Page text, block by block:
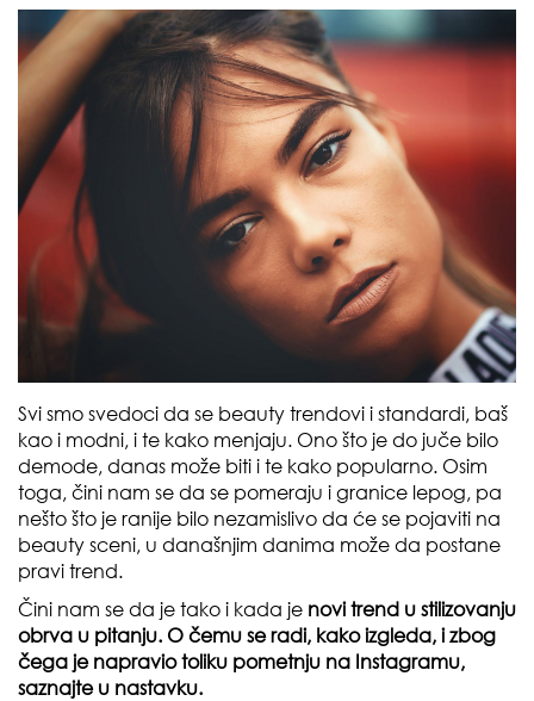
Svi smo svedoci da se beauty trendovi i standardi, baš
kao i modni, i te kako menjaju. Ono što je do juče bilo
demode, danas može biti i te kako popularno. Osim
toga, čini nam se da se pomeraju i granice lepog, pa
nešto što je ranije bilo nezamislivo da će se pojaviti na
beauty sceni, u današnjim danima može da postane
pravi trend.
Čini nam se da je tako i kada je novi trend u stilizovanju
obrva u pitanju. O čemu se radi, kako izgleda, i zbog
čega je napravio toliku pometnju na Instagramu,
saznajte u nastavku.